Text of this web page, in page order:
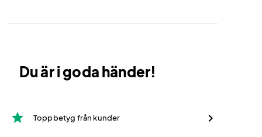
Du är i goda händer!
star Toppbetyg från kunder